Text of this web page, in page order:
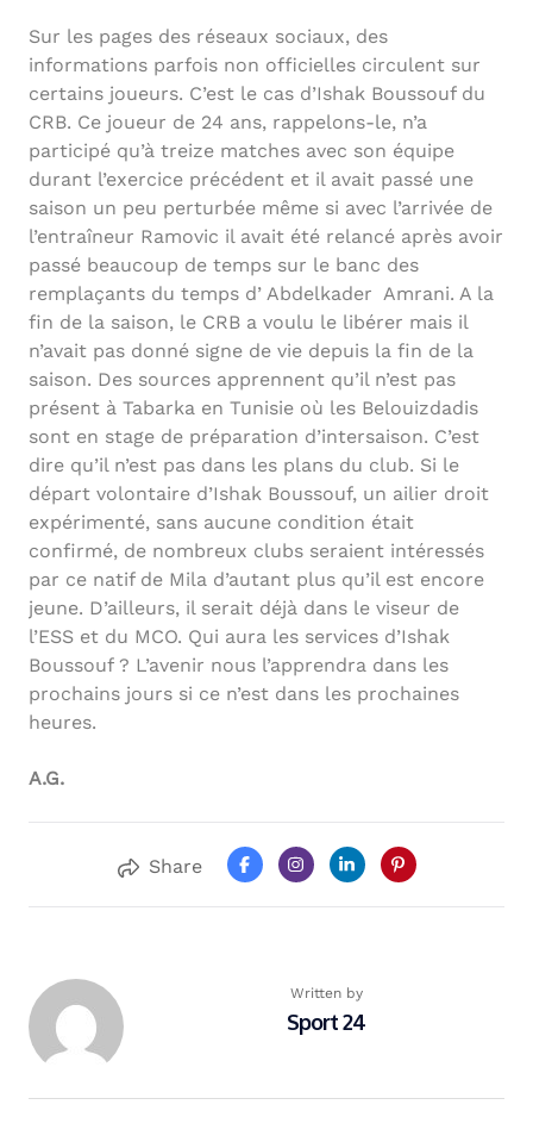
Sur les pages des réseaux sociaux, des
informations parfois non officielles circulent sur
certains joueurs. C’est le cas d’Ishak Boussouf du
CRB. Ce joueur de 24 ans, rappelons-le, n’a
participé qu’à treize matches avec son équipe
durant l’exercice précédent et il avait passé une
saison un peu perturbée même si avec l’arrivée de
l’entraîneur Ramovic il avait été relancé après avoir
passé beaucoup de temps sur le banc des
remplaçants du temps d’ Abdelkader Amrani. A la
fin de la saison, le CRB a voulu le libérer mais il
n’avait pas donné signe de vie depuis la fin de la
saison. Des sources apprennent qu’il n’est pas
présent à Tabarka en Tunisie où les Belouizdadis
sont en stage de préparation d’intersaison. C’est
dire qu’il n’est pas dans les plans du club. Si le
départ volontaire d’Ishak Boussouf, un ailier droit
expérimenté, sans aucune condition était
confirmé, de nombreux clubs seraient intéressés
par ce natif de Mila d’autant plus qu’il est encore
jeune. D’ailleurs, il serait déjà dans le viseur de
l’ESS et du MCO. Qui aura les services d’Ishak
Boussouf ? L’avenir nous l’apprendra dans les
prochains jours si ce n’est dans les prochaines
heures.
A.G.
Share
Written by
Sport 24